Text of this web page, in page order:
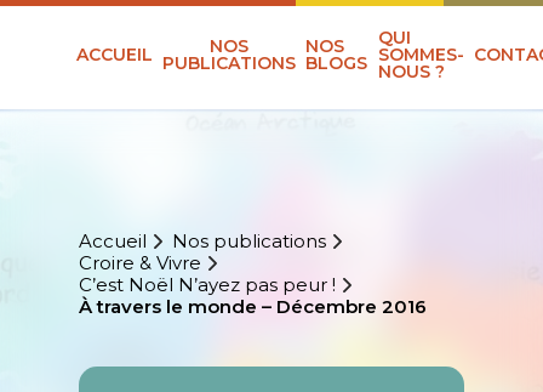
ACCUEIL NOS
PUBLICATIONS
NOS
BLOGS
QUI
SOMMES-
NOUS ?
Accueil
Nos publications
Croire & Vivre
C’est Noël N’ayez pas peur !
À travers le monde – Décembre 2016